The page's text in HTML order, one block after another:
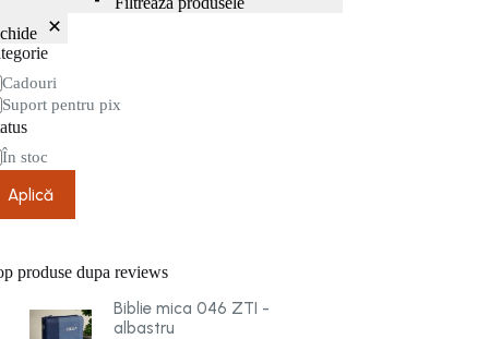
Cadouri
Suport pentru pix
În stoc
Aplică
produse dupa reviews
Biblie mica 046 ZTI -
albastru